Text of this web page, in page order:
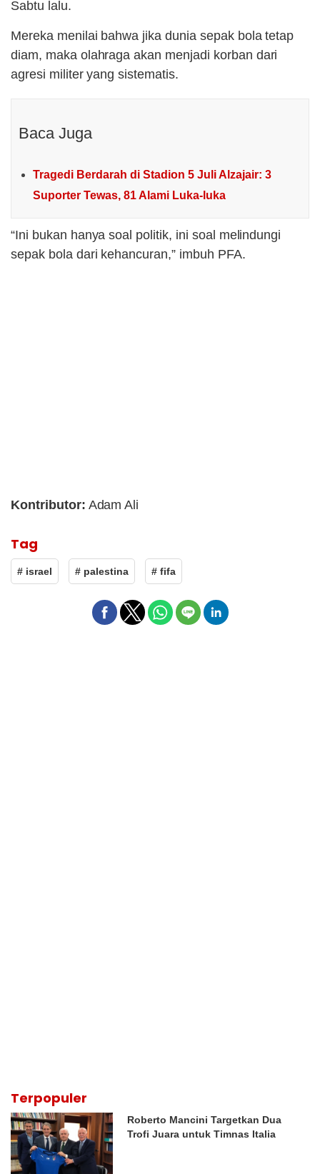
Sabtu lalu.
Mereka menilai bahwa jika dunia sepak bola tetap
diam, maka olahraga akan menjadi korban dari
agresi militer yang sistematis.
Baca Juga
Tragedi Berdarah di Stadion 5 Juli Alzajair: 3
Suporter Tewas, 81 Alami Luka-luka
“Ini bukan hanya soal politik, ini soal melindungi
sepak bola dari kehancuran,” imbuh PFA.
Kontributor: Adam Ali
Tag
# israel # palestina # fifa
Terpopuler
Roberto Mancini Targetkan Dua
Trofi Juara untuk Timnas Italia